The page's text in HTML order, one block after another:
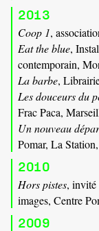
2013
Coop 1,
Eat the blue,
contemporain,
La barbe,
Les douceurs du
Frac Paca,
Un nouveau
Pomar, La
2010
Hors pistes, invité
images, Centre
2009